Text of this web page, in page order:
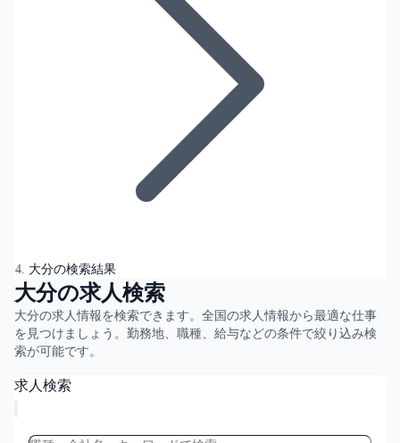
大分の検索結果
大分の求人検索
大分の求人情報を検索できます。全国の求人情報から最適な仕事
を見つけましょう。勤務地、職種、給与などの条件で絞り込み検
索が可能です。
求人検索